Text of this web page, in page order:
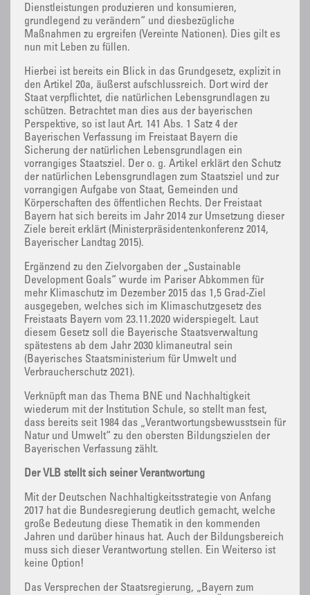
Dienstleistungen produzieren und konsumieren,
grundlegend zu verändern“ und diesbezügliche
Maßnahmen zu ergreifen (Vereinte Nationen). Dies gilt es
nun mit Leben zu füllen.
Hierbei ist bereits ein Blick in das Grundgesetz, explizit in
den Artikel 20a, äußerst aufschlussreich. Dort wird der
Staat verpflichtet, die natürlichen Lebensgrundlagen zu
schützen. Betrachtet man dies aus der bayerischen
Perspektive, so ist laut Art. 141 Abs. 1 Satz 4 der
Bayerischen Verfassung im Freistaat Bayern die
Sicherung der natürlichen Lebensgrundlagen ein
vorrangiges Staatsziel. Der o. g. Artikel erklärt den Schutz
der natürlichen Lebensgrundlagen zum Staatsziel und zur
vorrangigen Aufgabe von Staat, Gemeinden und
Körperschaften des öffentlichen Rechts. Der Freistaat
Bayern hat sich bereits im Jahr 2014 zur Umsetzung dieser
Ziele bereit erklärt (Ministerpräsidentenkonferenz 2014,
Bayerischer Landtag 2015).
Ergänzend zu den Zielvorgaben der „Sustainable
Development Goals“ wurde im Pariser Abkommen für
mehr Klimaschutz im Dezember 2015 das 1,5 Grad-Ziel
ausgegeben, welches sich im Klimaschutzgesetz des
Freistaats Bayern vom 23.11.2020 widerspiegelt. Laut
diesem Gesetz soll die Bayerische Staatsverwaltung
spätestens ab dem Jahr 2030 klimaneutral sein
(Bayerisches Staatsministerium für Umwelt und
Verbraucherschutz 2021).
Verknüpft man das Thema BNE und Nachhaltigkeit
wiederum mit der Institution Schule, so stellt man fest,
dass bereits seit 1984 das „Verantwortungsbewusstsein für
Natur und Umwelt“ zu den obersten Bildungszielen der
Bayerischen Verfassung zählt.
Der VLB stellt sich seiner Verantwortung
Mit der Deutschen Nachhaltigkeitsstrategie von Anfang
2017 hat die Bundesregierung deutlich gemacht, welche
große Bedeutung diese Thematik in den kommenden
Jahren und darüber hinaus hat. Auch der Bildungsbereich
muss sich dieser Verantwortung stellen. Ein Weiterso ist
keine Option!
Das Versprechen der Staatsregierung, „Bayern zum